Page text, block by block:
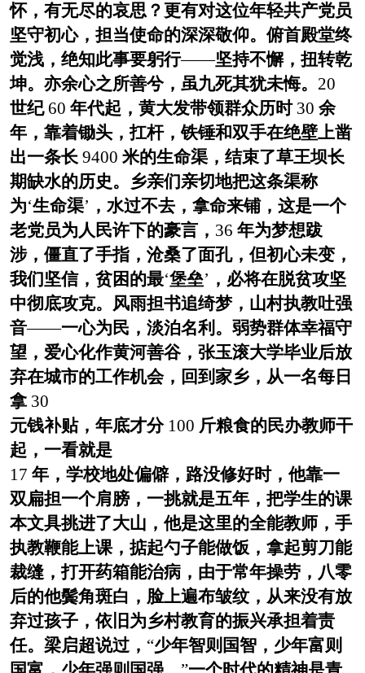
怀，有无尽的哀思？更有对这位年轻共产党员
坚守初心，担当使命的深深敬仰。俯首殿堂终
觉浅，绝知此事要躬行——坚持不懈，扭转乾
坤。亦余心之所善兮，虽九死其犹未悔。 20
世纪 60 年代起，黄大发带领群众历时 30 余
年，靠着锄头，扛杆，铁锤和双手在绝壁上凿
出一条长9400 米的生命渠，结束了草王坝长
期缺水的历史。乡亲们亲切地把这条渠称
为‘生命渠’ ，水过不去，拿命来铺，这是一个
老党员为人民许下的豪言， 36 年为梦想跋
涉，僵直了手指，沧桑了面孔，但初心未变，
我们坚信，贫困的最‘堡垒’ ，必将在脱贫攻坚
中彻底攻克。风雨担书追绮梦，山村执教吐强
音——一心为民，淡泊名利。弱势群体幸福守
望，爱心化作黄河善谷，张玉滚大学毕业后放
弃在城市的工作机会，回到家乡，从一名每日
拿 30
元钱补贴，年底才分 100 斤粮食的民办教师干
起，一看就是
17 年，学校地处偏僻，路没修好时，他靠一
双扁担一个肩膀，一挑就是五年，把学生的课
本文具挑进了大山，他是这里的全能教师，手
执教鞭能上课，掂起勺子能做饭，拿起剪刀能
裁缝，打开药箱能治病，由于常年操劳，八零
后的他鬓角斑白，脸上遍布皱纹，从来没有放
弃过孩子，依旧为乡村教育的振兴承担着责
任。梁启超说过， “少年智则国智，少年富则